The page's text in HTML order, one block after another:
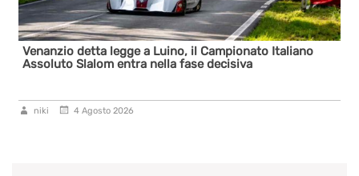
Venanzio detta legge a Luino, il Campionato Italiano
Assoluto Slalom entra nella fase decisiva
niki 4 Agosto 2026